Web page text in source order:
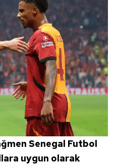
Senegal Futbol
uygun olarak